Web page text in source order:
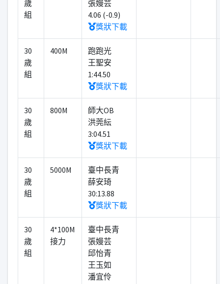
歲
組
張嫚芸
4.06 (-0.9)
獎狀下載
30
歲
組
400M
跑跑光
王聖安
1:44.50
獎狀下載
30
歲
組
800M
師大OB
洪莞紜
3:04.51
獎狀下載
30
歲
組
5000M
臺中長青
薛安琦
30:13.88
獎狀下載
30
歲
組
4*100M
接力
臺中長青
張嫚芸
邱怡青
王玉如
潘宜伶